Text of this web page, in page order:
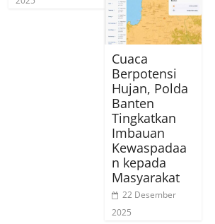
Cuaca
Berpotensi
Hujan, Polda
Banten
Tingkatkan
Imbauan
Kewaspadaa
n kepada
Masyarakat
22 Desember
2025